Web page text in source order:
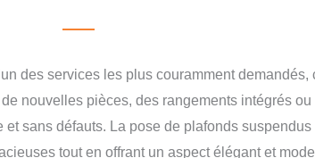
des services les plus couramment
nouvelles pièces, des rangements intégrés
et sans défauts. La pose de plafonds
tout en offrant un aspect élégant et